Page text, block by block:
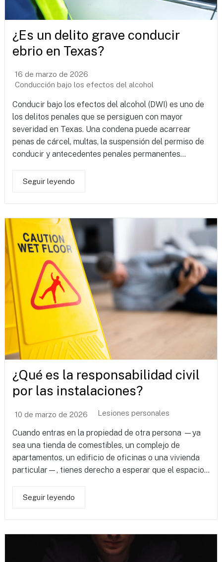
¿Es un delito grave conducir
ebrio en Texas?
16 de marzo de 2026
Conducción bajo los efectos del alcohol
Conducir bajo los efectos del alcohol (DWI) es uno de
los delitos penales que se persiguen con mayor
severidad en Texas. Una condena puede acarrear
penas de cárcel, multas, la suspensión del permiso de
conducir y antecedentes penales permanentes...
Seguir leyendo
¿Qué es la responsabilidad civil
por las instalaciones?
10 de marzo de 2026 Lesiones personales
Cuando entras en la propiedad de otra persona —ya
sea una tienda de comestibles, un complejo de
apartamentos, un edificio de oficinas o una vivienda
particular—, tienes derecho a esperar que el espacio...
Seguir leyendo